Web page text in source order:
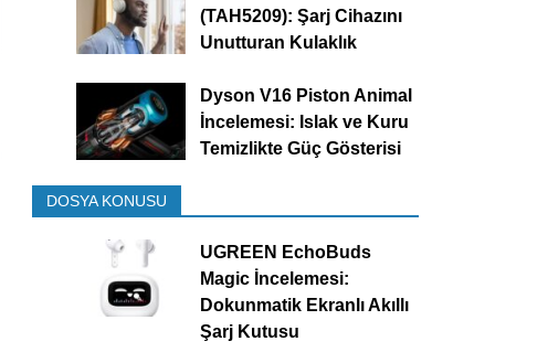
(TAH5209): Şarj Cihazını
Unutturan Kulaklık
Dyson V16 Piston Animal
İncelemesi: Islak ve Kuru
Temizlikte Güç Gösterisi
DOSYA KONUSU
UGREEN EchoBuds
Magic İncelemesi:
Dokunmatik Ekranlı Akıllı
Şarj Kutusu